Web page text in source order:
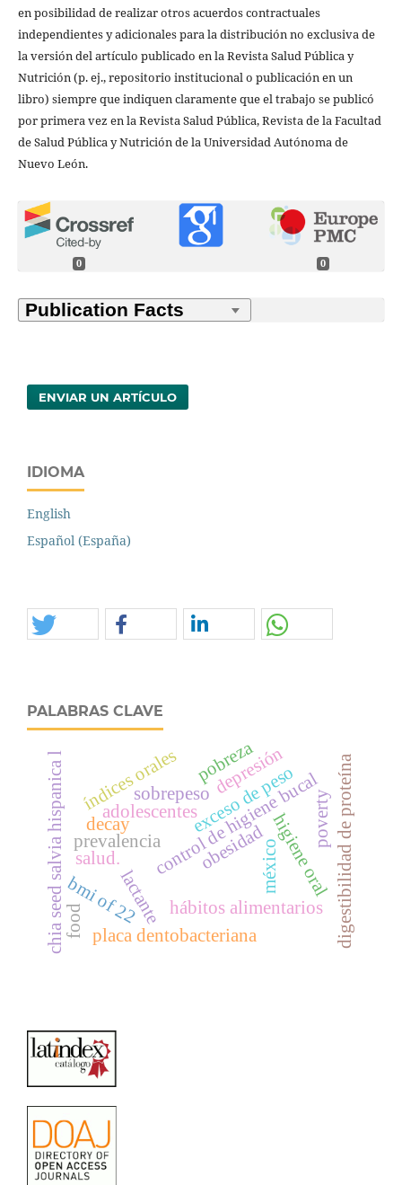
en posibilidad de realizar otros acuerdos contractuales
independientes y adicionales para la distribución no exclusiva de
la versión del artículo publicado en la Revista Salud Pública y
Nutrición (p. ej., repositorio institucional o publicación en un
libro) siempre que indiquen claramente que el trabajo se publicó
por primera vez en la Revista Salud Pública, Revista de la Facultad
de Salud Pública y Nutrición de la Universidad Autónoma de
Nuevo León.
0 0
ENVIAR UN ARTÍCULO
IDIOMA
English
Español (España)
PALABRAS CLAVE
lactante
prevalencia
exceso de peso
sobrepeso
obesidad
placa dentobacteriana
control de higiene bucal
adolescentes higiene oral
índices orales
hábitos alimentarios
decay digestibilidad de proteína
chia seed salvia hispanica l depresión
bmi of 22
pobreza
méxico
food
poverty
salud.